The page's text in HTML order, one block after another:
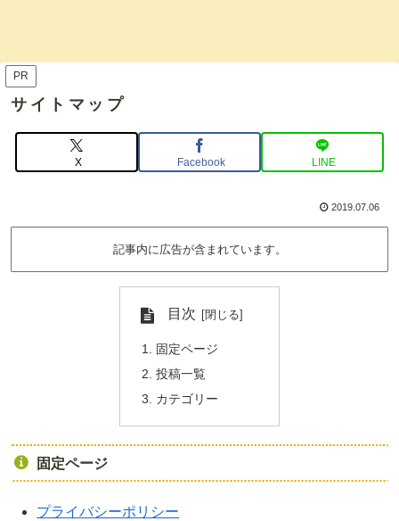
PR
サイトマップ
X Facebook LINE
2019.07.06
記事内に広告が含まれています。
目次
固定ページ
投稿一覧
カテゴリー
固定ページ
プライバシーポリシー